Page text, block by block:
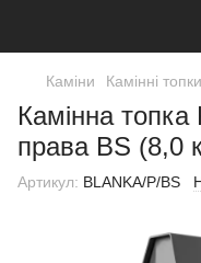
Каміни Камінні топки
Камінна
права BS (8,0
Артикул: BLANKA/P/BS